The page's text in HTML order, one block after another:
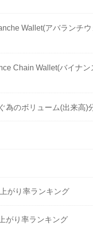
Wallet(アバランチウ
Chain Wallet(バイナン
為のボリューム(出来高)
がり率ランキング
がり率ランキング